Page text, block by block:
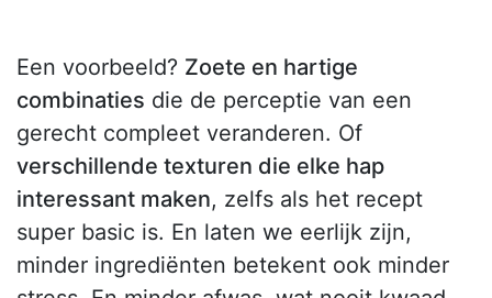
Een voorbeeld? Zoete en hartige
combinaties die de perceptie van een
gerecht compleet veranderen. Of
verschillende texturen die elke hap
interessant maken, zelfs als het recept
super basic is. En laten we eerlijk zijn,
minder ingrediënten betekent ook minder